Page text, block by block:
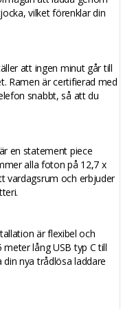
vilket förenklar din
att ingen minut går till
Ramen är certifierad med
snabbt, så att du
en statement piece
alla foton på 12,7 x
vardagsrum och erbjuder
är flexibel och
lång USB typ C till
din nya trådlösa laddare